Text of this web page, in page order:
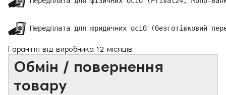
Передплата для юридичних осіб (безготівковий
Гарантія від виробника 12 місяців
Обмін / повернення
товару